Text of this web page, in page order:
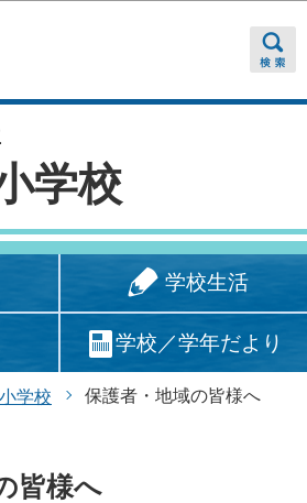
学校
学校生活
学校／学年だより
学校 保護者・地域の皆様へ
皆様へ